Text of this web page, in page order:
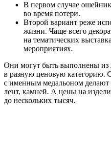
В первом случае
во время потери.
Второй вариант реже
жизни. Чаще всего
на тематических
мероприятиях.
Они могут быть выполнены из
в разную ценовую категорию.
с именным медальоном делают
лент, камней. А цены на
до нескольких тысяч.